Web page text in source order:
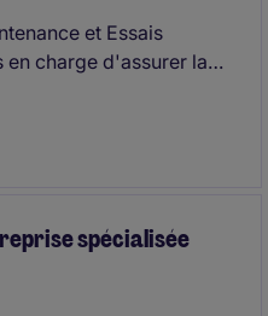
et Essais
en charge d'assurer la
spécialisée